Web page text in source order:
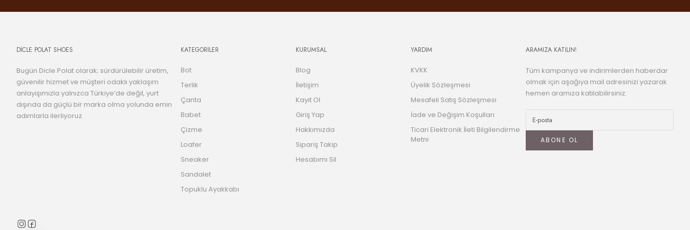
DİCLE POLAT SHOES
Bugün Dicle Polat olarak; sürdürülebilir üretim,
güvenilir hizmet ve müşteri odaklı yaklaşım
anlayışımızla yalnızca Türkiye’de değil, yurt
dışında da güçlü bir marka olma yolunda emin
adımlarla ilerliyoruz.
KATEGORİLER
Bot
Terlik
Çanta
Babet
Çizme
Loafer
Sneaker
Sandalet
Topuklu Ayakkabı
KURUMSAL
Blog
İletişim
Kayıt Ol
Giriş Yap
Hakkımızda
Sipariş Takip
Hesabımı Sil
YARDIM
KVKK
Üyelik Sözleşmesi
Mesafeli Satış Sözleşmesi
İade ve Değişim Koşulları
Ticari Elektronik İleti Bilgilendirme
Metni
ARAMIZA KATILIN!
Tüm kampanya ve indirimlerden haberdar
olmak için aşağıya mail adresinizi yazarak
hemen aramıza katılabilirsiniz.
ABONE OL